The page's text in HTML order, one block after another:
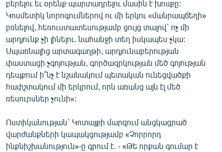
բերելու եւ օրենք պարտադրելու մասին է խոսքը:
Կոսմետիկ նորոգումներով ու մի երկու «մանրապճեղի»
բռնելով, հեռուստատեսությամբ ցույց տալով` ոչ մի
արդյունք չի լինելու. նահանջի տեղ իսկապես չկա:
Սպառնալից արտագաղթի, արդյունաբերության
փաստացի չգոյության, գործազրկության մեծ գոյության
դեպքում ի՞նչ է նշանակում պետական ունեցվածքի
հափշտակում մի երկրում, որն առանց այն էլ մեծ
ռեսուրսներ չունի»:
Ոստիկանության` Կոտայքի մարզում անցկացրած
վարժանքների կապակցությամբ «Չորրորդ
ինքնիշխանություն»-ը գրում է. - «Թե որքան գումար է